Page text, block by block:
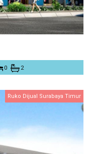
0 2
Ruko Dijual Surabaya Timur